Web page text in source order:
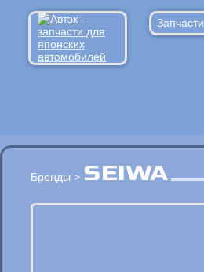
Запчасти
Бренды > SEIWA